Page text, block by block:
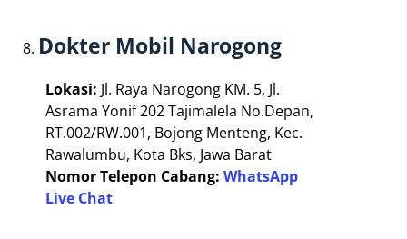
Dokter Mobil Narogong
Lokasi: Jl. Raya Narogong KM. 5, Jl.
Asrama Yonif 202 Tajimalela No.Depan,
RT.002/RW.001, Bojong Menteng, Kec.
Rawalumbu, Kota Bks, Jawa Barat
Nomor Telepon Cabang: WhatsApp
Live Chat